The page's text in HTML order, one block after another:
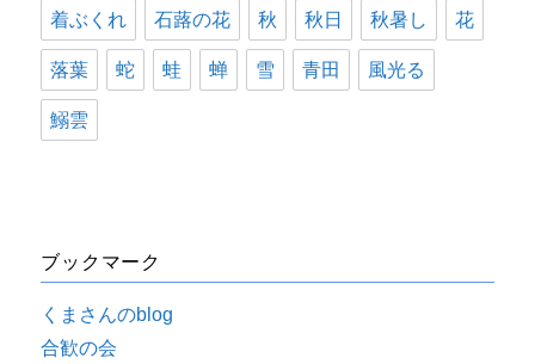
着ぶくれ 石蕗の花 秋 秋日 秋暑し 花
落葉 蛇 蛙 蝉 雪 青田 風光る
鰯雲
ブックマーク
くまさんのblog
合歓の会